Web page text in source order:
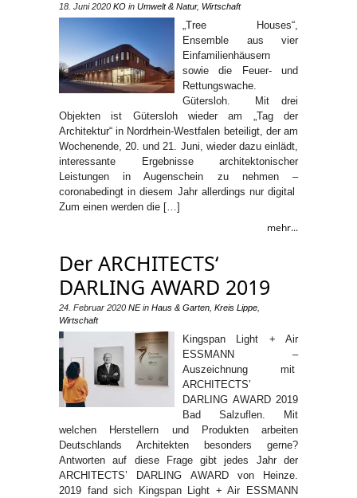
18. Juni 2020 KO in Umwelt & Natur, Wirtschaft
„Tree Houses“,
Ensemble aus vier
Einfamilienhäusern
sowie die Feuer- und
Rettungswache.
Gütersloh. Mit drei
Objekten ist Gütersloh wieder am „Tag der
Architektur“ in Nordrhein-Westfalen beteiligt, der am
Wochenende, 20. und 21. Juni, wieder dazu einlädt,
interessante Ergebnisse architektonischer
Leistungen in Augenschein zu nehmen –
coronabedingt in diesem Jahr allerdings nur digital
Zum einen werden die […]
mehr...
Der ARCHITECTS‘
DARLING AWARD 2019
24. Februar 2020 NEin Haus & Garten Kreis Lippe
Wirtschaft
Kingspan Light + Air
ESSMANN –
Auszeichnung mit
ARCHITECTS’
DARLING AWARD 2019
Bad Salzuflen. Mit
welchen Herstellern und Produkten arbeiten
Deutschlands Architekten besonders gerne?
Antworten auf diese Frage gibt jedes Jahr der
ARCHITECTS’ DARLING AWARD von Heinze.
2019 fand sich Kingspan Light + Air ESSMANN